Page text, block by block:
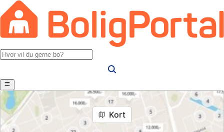
Kort